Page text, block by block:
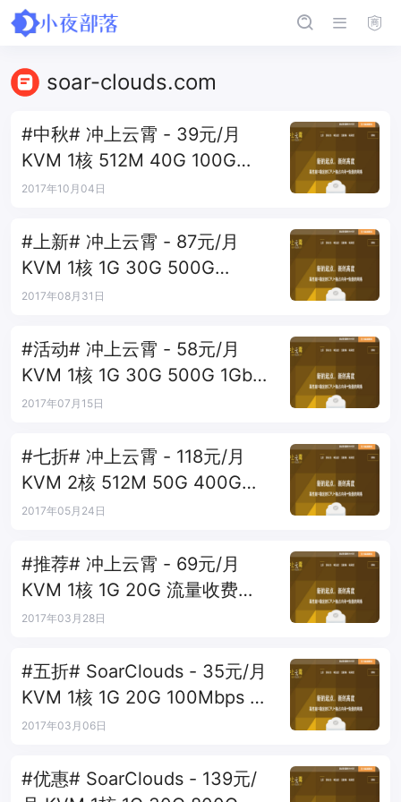
soar-clouds.com
#中秋# 冲上云霄 - 39元/月
KVM 1核 512M 40G 100G
100M 日本+韩国
2017年10月04日
#上新# 冲上云霄 - 87元/月
KVM 1核 1G 30G 500G
100Mbps 台湾B区
2017年08月31日
#活动# 冲上云霄 - 58元/月
KVM 1核 1G 30G 500G 1Gbps
香港LS
2017年07月15日
#七折# 冲上云霄 - 118元/月
KVM 2核 512M 50G 400G
100Mbps 日本
2017年05月24日
#推荐# 冲上云霄 - 69元/月
KVM 1核 1G 20G 流量收费
100Mbps 台湾HN
2017年03月28日
#五折# SoarClouds - 35元/月
KVM 1核 1G 20G 100Mbps 韩
国KT
2017年03月06日
#优惠# SoarClouds - 139元/